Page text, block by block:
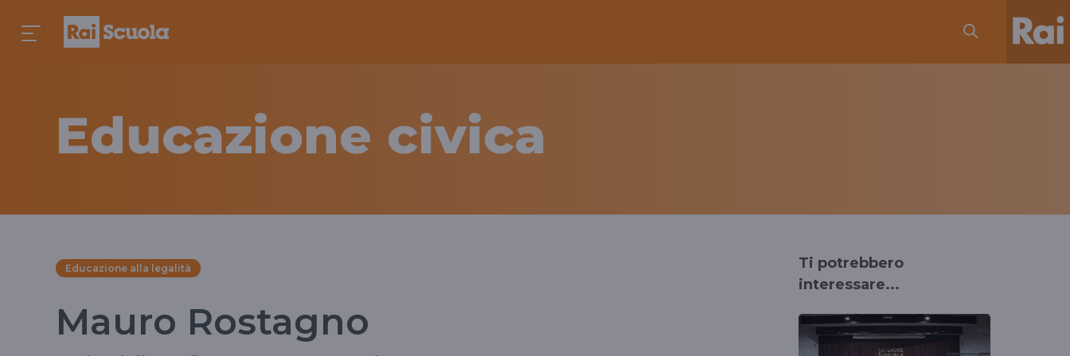
Educazione civica
Educazione alla legalità
Mauro Rostagno
Ti potrebbero
interessare...